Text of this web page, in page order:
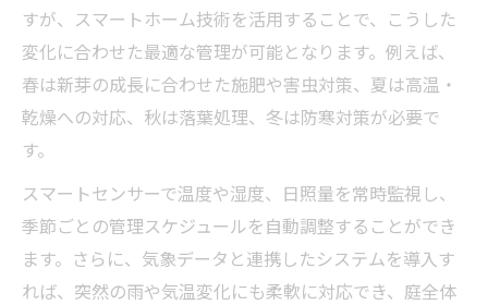
すが、スマートホーム技術を活用することで、こうした
変化に合わせた最適な管理が可能となります。例えば、
春は新芽の成長に合わせた施肥や害虫対策、夏は高温・
乾燥への対応、秋は落葉処理、冬は防寒対策が必要で
す。
スマートセンサーで温度や湿度、日照量を常時監視し、
季節ごとの管理スケジュールを自動調整することができ
ます。さらに、気象データと連携したシステムを導入す
れば、突然の雨や気温変化にも柔軟に対応でき、庭全体